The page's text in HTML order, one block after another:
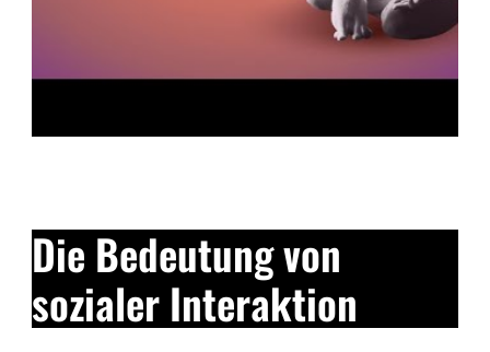
Die Bedeutung von
sozialer Interaktion